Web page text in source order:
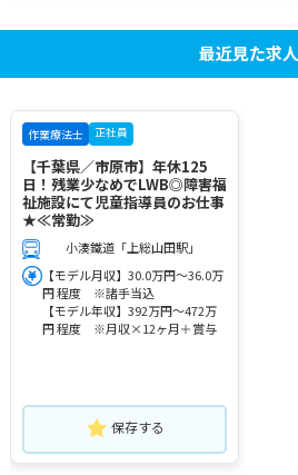
最近見た求人
作業療法士 正社員
【千葉県／市原市】年休125
日！残業少なめでLWB◎障害福
祉施設にて児童指導員のお仕事
★≪常勤≫
小湊鐵道「上総山田駅」
【モデル月収】30.0万円～36.0万
円 程度 ※諸手当込
【モデル年収】392万円～472万
円 程度 ※月収×12ヶ月＋賞与
保存する